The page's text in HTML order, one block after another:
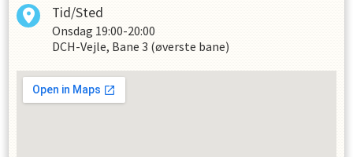
Tid/Sted
Onsdag 19:00-20:00
DCH-Vejle, Bane 3 (øverste bane)